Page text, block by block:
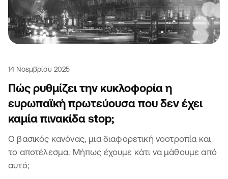
14 Νοεμβρίου 2025
Πώς ρυθμίζει την κυκλοφορία η
ευρωπαϊκή πρωτεύουσα που δεν έχει
καμία πινακίδα stop;
Ο βασικός κανόνας, μια διαφορετική νοοτροπία και
το αποτέλεσμα. Μήπως έχουμε κάτι να μάθουμε από
αυτό;